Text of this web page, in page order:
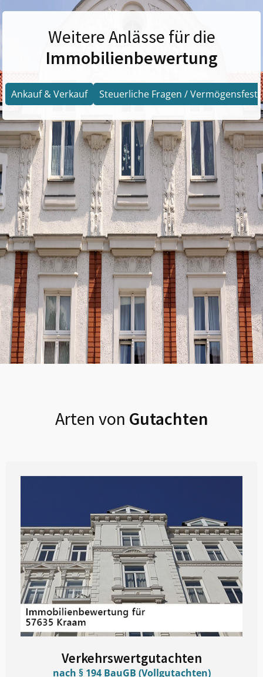
Weitere Anlässe für die
Immobilienbewertung
Ankauf & Verkauf Steuerliche Fragen /
Arten von Gutachten
Verkehrswertgutachten
nach § 194 BauGB (Vollgutachten)